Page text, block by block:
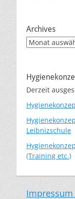
Archives
Archives
Derzeit
Leibnizschule
(Training etc.)